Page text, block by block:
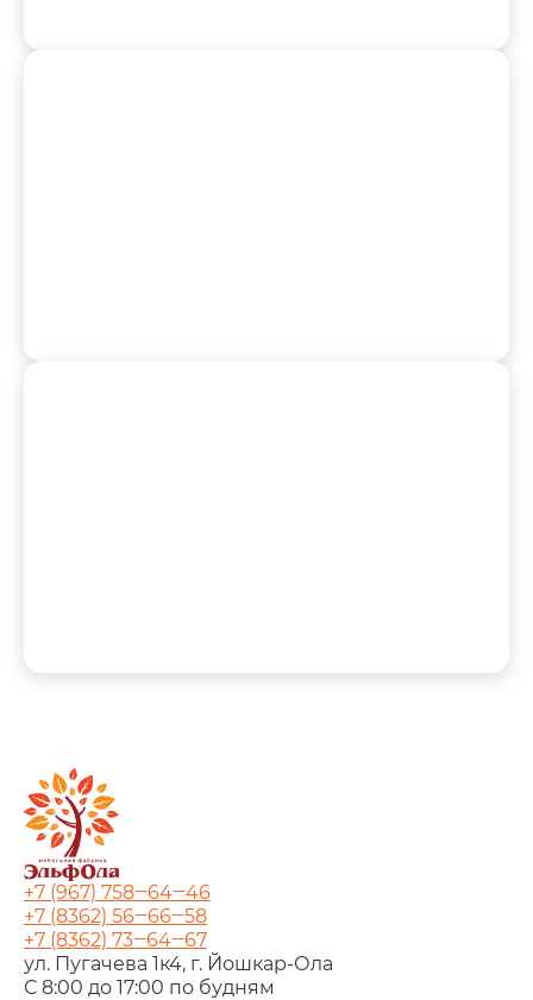
+7 (967) 758‒64‒46
+7 (8362) 56‒66‒58
+7 (8362) 73‒64‒67
ул. Пугачева 1к4, г. Йошкар‑Ола
С 8:00 до 17:00 по будням